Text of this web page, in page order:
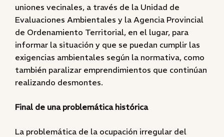
uniones vecinales, a través de la Unidad de
Evaluaciones Ambientales y la Agencia Provincial
de Ordenamiento Territorial, en el lugar, para
informar la situación y que se puedan cumplir las
exigencias ambientales según la normativa, como
también paralizar emprendimientos que continúan
realizando desmontes.
Final de una problemática histórica
La problemática de la ocupación irregular del